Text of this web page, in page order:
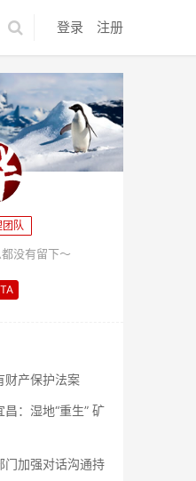
登录 注册
团队
没有留下～
财产保护法案
昌：湿地“重生” 矿
门加强对话沟通持